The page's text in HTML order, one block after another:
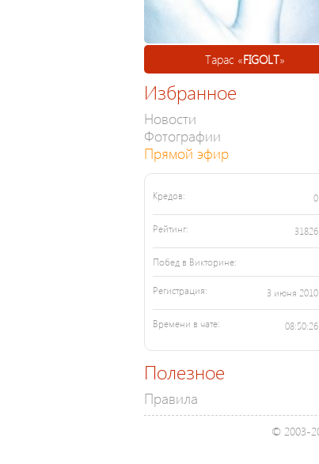
Тарас «FIGOLT»
Избранное
Новости
Фотографии
Прямой эфир
Кредов: 0
Рейтинг: 31826
Побед в Викторине:
Регистрация: 3 июня 2010
Времени в чате: 08:50:26
Полезное
Правила
© 2003-